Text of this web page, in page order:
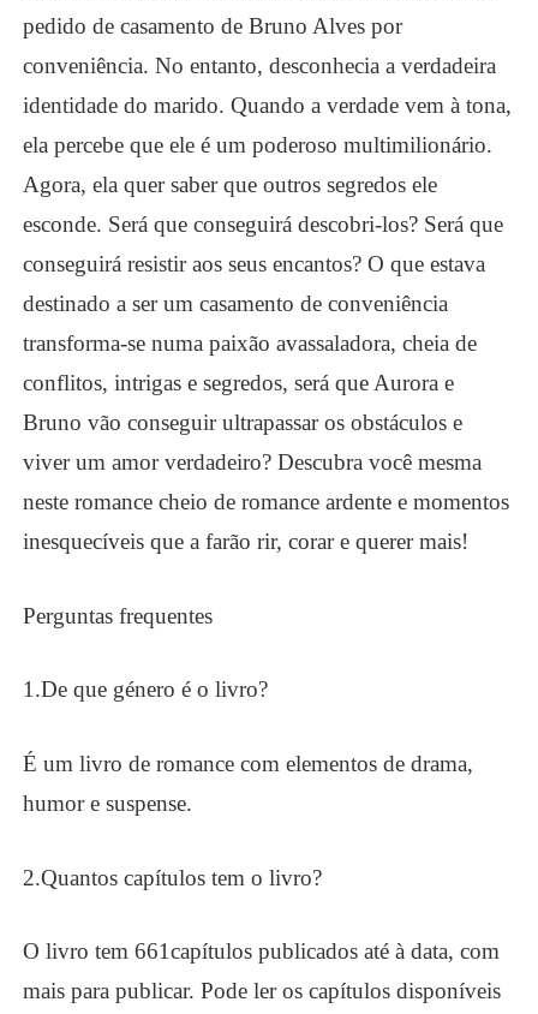
pedido de casamento de Bruno Alves por
conveniência. No entanto, desconhecia a verdadeira
identidade do marido. Quando a verdade vem à tona,
ela percebe que ele é um poderoso multimilionário.
Agora, ela quer saber que outros segredos ele
esconde. Será que conseguirá descobri-los? Será que
conseguirá resistir aos seus encantos? O que estava
destinado a ser um casamento de conveniência
transforma-se numa paixão avassaladora, cheia de
conflitos, intrigas e segredos, será que Aurora e
Bruno vão conseguir ultrapassar os obstáculos e
viver um amor verdadeiro? Descubra você mesma
neste romance cheio de romance ardente e momentos
inesquecíveis que a farão rir, corar e querer mais!
Perguntas frequentes
1.De que género é o livro?
É um livro de romance com elementos de drama,
humor e suspense.
2.Quantos capítulos tem o livro?
O livro tem661capítulos publicados até à data, com
mais para publicar. Pode ler os capítulos disponíveis